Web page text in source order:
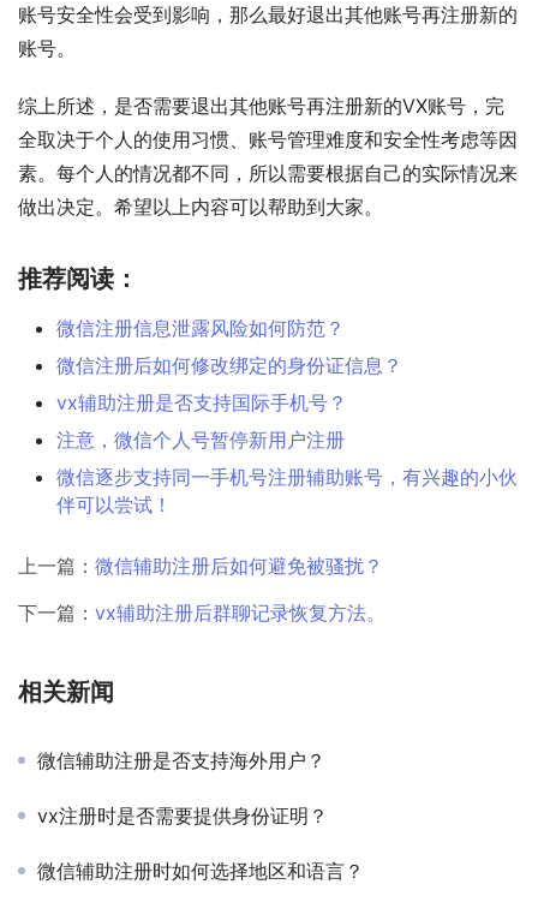
账号安全性会受到影响，那么最好退出其他账号再注册新的
账号。
综上所述，是否需要退出其他账号再注册新的VX账号，完
全取决于个人的使用习惯、账号管理难度和安全性考虑等因
素。每个人的情况都不同，所以需要根据自己的实际情况来
做出决定。希望以上内容可以帮助到大家。
推荐阅读：
微信注册信息泄露风险如何防范？
微信注册后如何修改绑定的身份证信息？
vx辅助注册是否支持国际手机号？
注意，微信个人号暂停新用户注册
微信逐步支持同一手机号注册辅助账号，有兴趣的小伙
伴可以尝试！
上一篇： 微信辅助注册后如何避免被骚扰？
下一篇： vx辅助注册后群聊记录恢复方法。
相关新闻
微信辅助注册是否支持海外用户？
vx注册时是否需要提供身份证明？
微信辅助注册时如何选择地区和语言？